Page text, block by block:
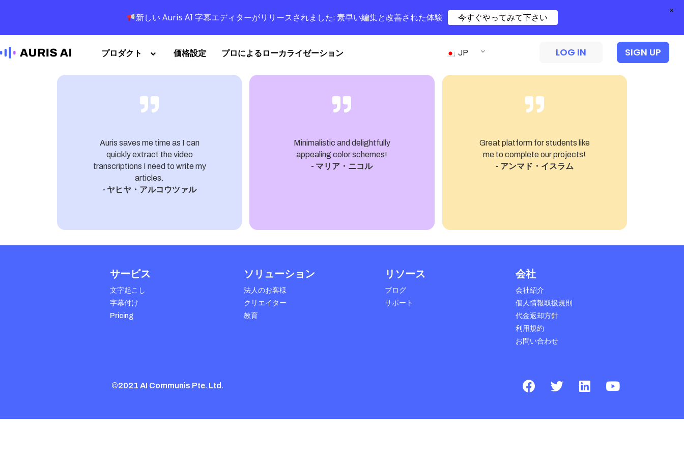
プロダクト 価格設定 プロによるローカライゼーション JP LOG IN SIGN UP
Auris saves me time as I can
quickly extract the video
transcriptions I need to write my
articles.
- ヤヒヤ・アルコウツァル
Minimalistic and delightfully
appealing color schemes!
- マリア・ニコル
Great platform for students like
me to complete our projects!
- アンマド・イスラム
サービス
文字起こし
字幕付け
Pricing
ソリューション
法人のお客様
クリエイター
教育
リソース
ブログ
サポート
会社
会社紹介
個人情報取扱規則
代金返却方針
利用規約
お問い合わせ
©2021 AI Communis Pte. Ltd.
新しい Auris AI 字幕エディターがリリースされました: 素早い編集と改善された体験 今すぐやってみて下さい
×